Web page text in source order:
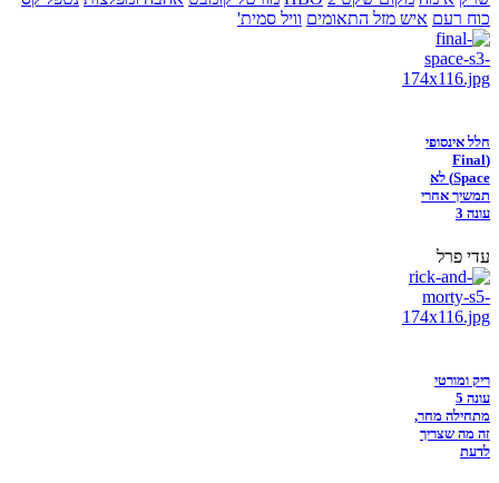
כוח רעם איש מזל התאומים וויל סמית'
חלל אינסופי
(Final
Space) לא
תמשיך אחרי
עונה 3
עדי פרל
ריק ומורטי
עונה 5
מתחילה מחר,
זה מה שצריך
לדעת